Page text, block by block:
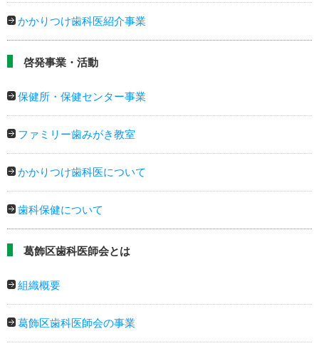
かかりつけ歯科医紹介事業
啓発事業・活動
保健所・保健センター事業
ファミリー歯みがき教室
かかりつけ歯科医について
歯科保健について
葛飾区歯科医師会とは
組織概要
葛飾区歯科医師会の事業